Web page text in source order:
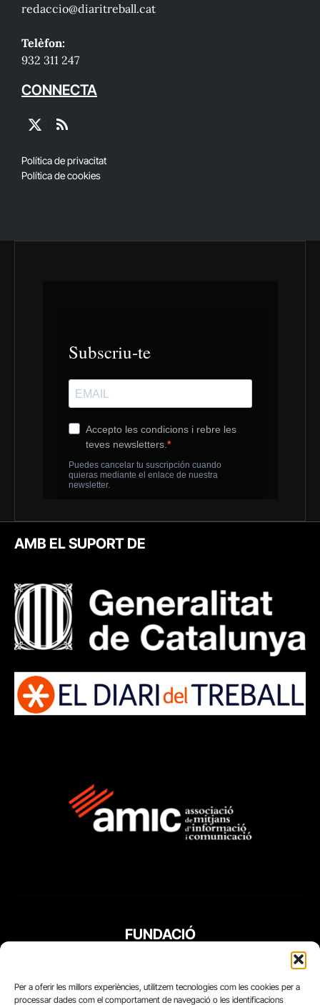
Per a oferir les millors experiències, utilitzem tecnologies com les cookies per a
processar dades com el comportament de navegació o les identificacions
redaccio@diaritreball.cat
Telèfon:
932 311 247
CONNECTA
X
RSS
Política de privacitat
Política de cookies
AMB EL SUPORT DE
FUNDACIÓ